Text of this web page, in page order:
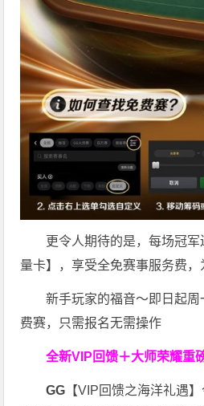
更令人期待的是，每场冠
量卡】，享受全免赛事服务费
新手玩家的福音～即日起
费赛，只需报名无需操作
全新VIP回馈＋大师荣耀重
GG 【VIP回馈之海洋礼遇